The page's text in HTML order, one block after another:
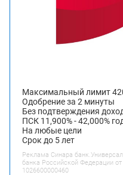
Максимальный лимит
Одобрение за 2 минуты
Без подтверждения
ПСК 11,900% - 42,000%
На любые цели
Срок до 5 лет
Реклама Синара
банка Российской Федерации
1026600000460